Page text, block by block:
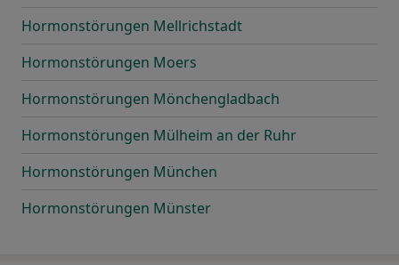
Hormonstörungen Mellrichstadt
Hormonstörungen Moers
Hormonstörungen Mönchengladbach
Hormonstörungen Mülheim an der Ruhr
Hormonstörungen München
Hormonstörungen Münster